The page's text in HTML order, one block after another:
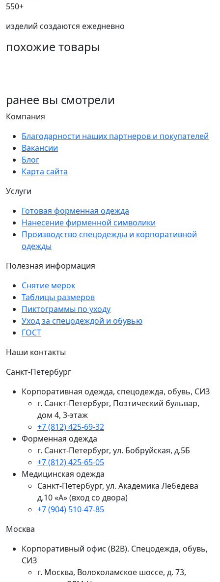
550+
изделий создаются ежедневно
похожие товары
ранее вы смотрели
Компания
Благодарности наших партнеров и покупателей
Вакансии
Блог
Карта сайта
Услуги
Готовая форменная одежда
Нанесение фирменной символики
Производство спецодежды и корпоративной
одежды
Полезная информация
Снятие мерок
Таблицы размеров
Пиктограммы по уходу
Уход за спецодеждой и обувью
ГОСТ
Наши контакты
Санкт-Петербург
Корпоративная одежда, спецодежда, обувь, СИЗ
г. Санкт-Петербург, Поэтический бульвар,
дом 4, 3-этаж
+7 (812) 425-69-32
Форменная одежда
г. Санкт-Петербург, ул. Бобруйская, д.5Б
+7 (812) 425-65-05
Медицинская одежда
Санкт-Петербург, ул. Академика Лебедева
д.10 «А» (вход со двора)
+7 (904) 510-47-85
Москва
Корпоративный офис (В2В). Спецодежда, обувь,
СИЗ
г. Москва, Волоколамское шоссе, д. 73,